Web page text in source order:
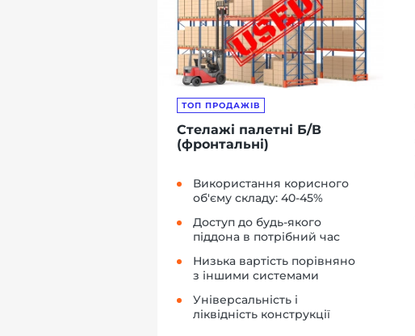
ТОП ПРОДАЖІВ
Стелажі палетні Б/В
(фронтальні)
Використання корисного
об'єму складу: 40-45%
Доступ до будь-якого
піддона в потрібний час
Низька вартість порівняно
з іншими системами
Універсальність і
ліквідність конструкції